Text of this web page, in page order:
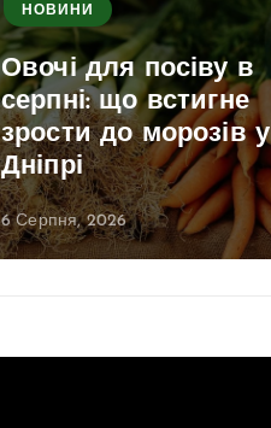
НОВИНИ
Овочі для посіву в
серпні: що встигне
зрости до морозів у
Дніпрі
6 Серпня, 2026